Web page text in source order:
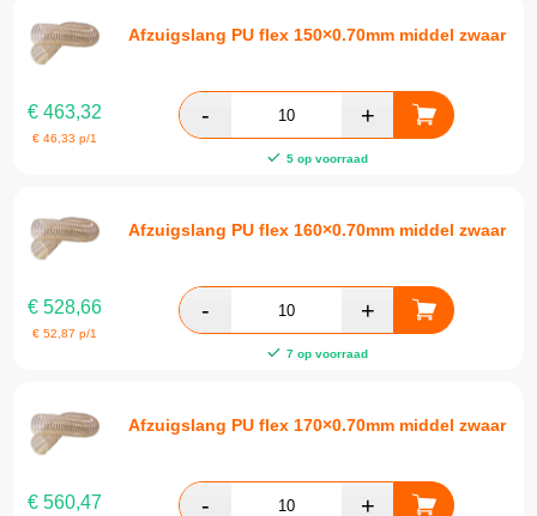
Afzuigslang PU flex 150×0.70mm middel zwaar
€ 463,32
€46,33 p/1
5 op voorraad
Afzuigslang PU flex 160×0.70mm middel zwaar
€ 528,66
€52,87 p/1
7 op voorraad
Afzuigslang PU flex 170×0.70mm middel zwaar
€ 560,47